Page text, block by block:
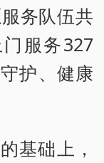
务队伍共
服务327
护、健康
基础上，